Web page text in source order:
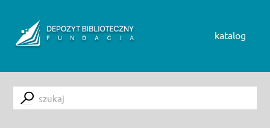
katalog
Submit